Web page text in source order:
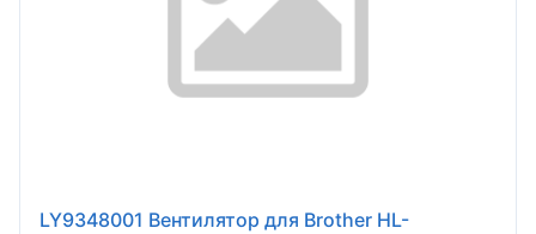
LY9348001 Вентилятор для Brother HL-